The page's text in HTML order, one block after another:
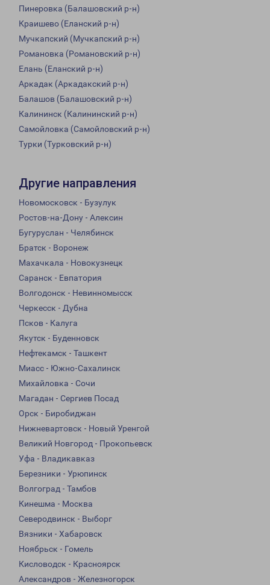
Пинеровка (Балашовский р-н)
Краишево (Еланский р-н)
Мучкапский (Мучкапский р-н)
Романовка (Романовский р-н)
Елань (Еланский р-н)
Аркадак (Аркадакский р-н)
Балашов (Балашовский р-н)
Калининск (Калининский р-н)
Самойловка (Самойловский р-н)
Турки (Турковский р-н)
Другие направления
Новомосковск - Бузулук
Ростов-на-Дону - Алексин
Бугуруслан - Челябинск
Братск - Воронеж
Махачкала - Новокузнецк
Саранск - Евпатория
Волгодонск - Невинномысск
Черкесск - Дубна
Псков - Калуга
Якутск - Буденновск
Нефтекамск - Ташкент
Миасс - Южно-Сахалинск
Михайловка - Сочи
Магадан - Сергиев Посад
Орск - Биробиджан
Нижневартовск - Новый Уренгой
Великий Новгород - Прокопьевск
Уфа - Владикавказ
Березники - Урюпинск
Волгоград - Тамбов
Кинешма - Москва
Северодвинск - Выборг
Вязники - Хабаровск
Ноябрьск - Гомель
Кисловодск - Красноярск
Александров - Железногорск